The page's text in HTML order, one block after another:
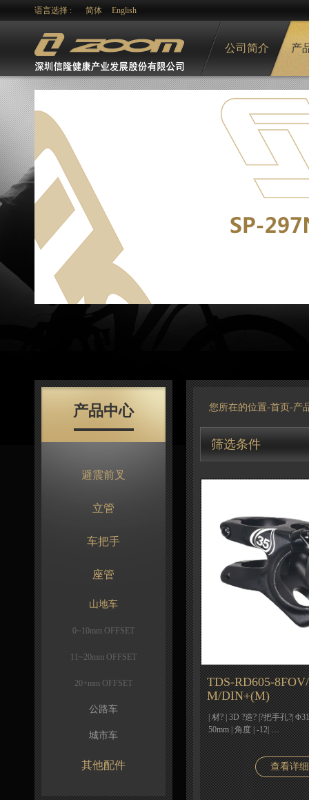
语言选择 : 简体 English
公司简介 产
产品中心
避震前叉
立管
车把手
座管
山地车
0~10mm OFFSET
11~20mm OFFSET
20+mm OFFSET
公路车
城市车
其他配件
您所在的位置-首页 -产
筛选条件
TDS-RD605-
M/DIN+(M)
| 材? | 3D ?造? |?把手孔?|
50mm | 角度 | -12| …
查看详细